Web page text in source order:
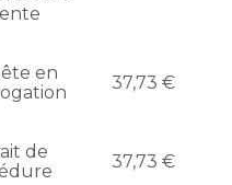
en
37,73 €
de
37,73 €